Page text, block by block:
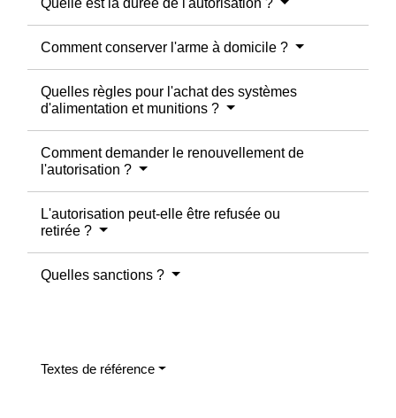
Quelle est la durée de l'autorisation ?
Comment conserver l'arme à domicile ?
Quelles règles pour l'achat des systèmes
d'alimentation et munitions ?
Comment demander le renouvellement de
l'autorisation ?
L'autorisation peut-elle être refusée ou
retirée ?
Quelles sanctions ?
Textes de référence